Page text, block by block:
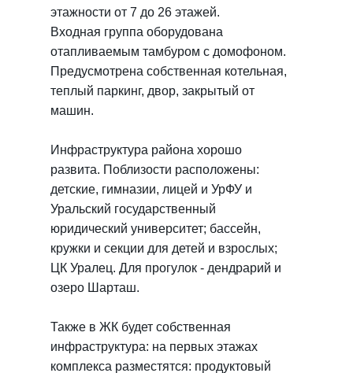
этажности от 7 до 26 этажей.
Входная группа оборудована
отапливаемым тамбуром с домофоном.
Предусмотрена собственная котельная,
теплый паркинг, двор, закрытый от
машин.
Инфраструктура района хорошо
развита. Поблизости расположены:
детские, гимназии, лицей и УрФУ и
Уральский государственный
юридический университет; бассейн,
кружки и секции для детей и взрослых;
ЦК Уралец. Для прогулок - дендрарий и
озеро Шарташ.
Также в ЖК будет собственная
инфраструктура: на первых этажах
комплекса разместятся: продуктовый